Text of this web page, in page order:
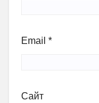
Email *
Сайт